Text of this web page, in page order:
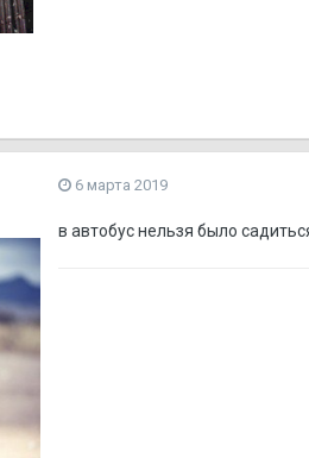
6 марта 2019
в автобус нельзя было